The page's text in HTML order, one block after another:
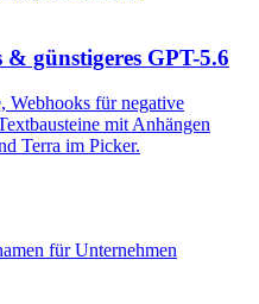
günstigeres GPT-5.6
Webhooks für negative
mit Anhängen
Terra im Picker.